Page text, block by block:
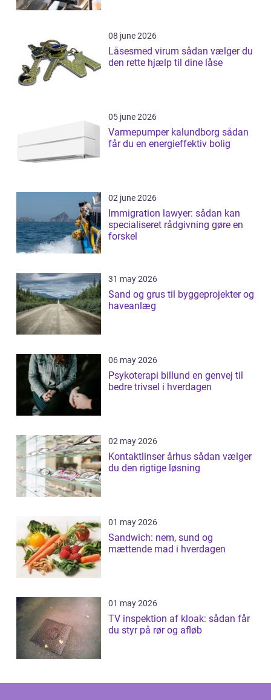
08 june 2026
Låsesmed virum sådan vælger du
den rette hjælp til dine låse
05 june 2026
Varmepumper kalundborg sådan
får du en energieffektiv bolig
02 june 2026
Immigration lawyer: sådan kan
specialiseret rådgivning gøre en
forskel
31 may 2026
Sand og grus til byggeprojekter og
haveanlæg
06 may 2026
Psykoterapi billund en genvej til
bedre trivsel i hverdagen
02 may 2026
Kontaktlinser århus sådan vælger
du den rigtige løsning
01 may 2026
Sandwich: nem, sund og
mættende mad i hverdagen
01 may 2026
TV inspektion af kloak: sådan får
du styr på rør og afløb